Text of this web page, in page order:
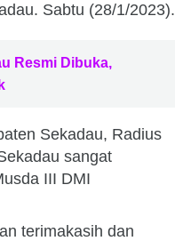
Sabtu (28/1/2023).
Resmi Dibuka,
Sekadau, Radius
sangat
III DMI
terimakasih dan